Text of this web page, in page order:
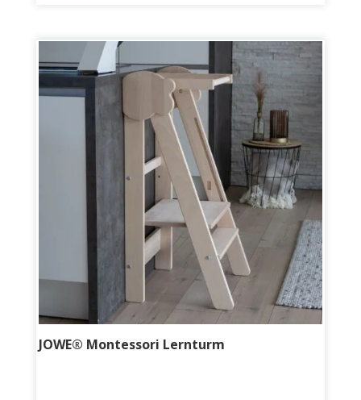
JOWE® Montessori Lernturm